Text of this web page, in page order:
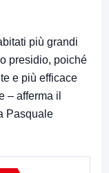
più grandi
presidio, poiché
e più efficace
– afferma il
Pasquale